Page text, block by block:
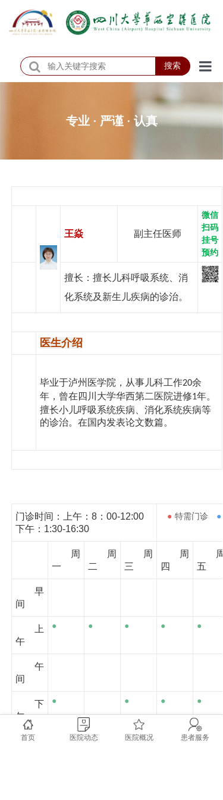
搜索
科研教学
专题专栏
VR全景导览
专业 · 严谨 · 认真
王焱 副主任医师
微信
扫码
挂号
预约
擅长：擅长儿科呼吸系统、消
化系统及新生儿疾病的诊治。
医生介绍
毕业于泸州医学院 ，从事儿科工作20余
年， 曾在四川大学华西第二医院进修1年。
擅长小儿呼吸系统疾病、消化系统疾病等
的诊治。 在国内发表论文数篇。
门诊时间：上午：8：00-12:00
下午：1:30-16:30
● 特需门诊 ●
周
一
周
二
周
三
周
四
周
五
早
间
上
午
● ● ● ● ●
午
间
下
午
● ● ● ●
夜
首页 医院动态 医院概况 患者服务